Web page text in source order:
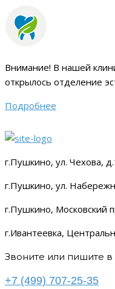
Внимание! В нашей
открылось отделение
Подробнее
г.Пушкино, ул. Чехова,
г.Пушкино, ул.
г.Пушкино, Московский
г.Ивантеевка,
Звоните или пишите в
+7 (499) 707-25-35